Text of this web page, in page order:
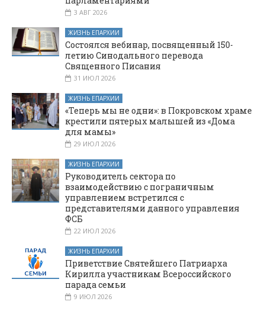
3 АВГ 2026
ЖИЗНЬ ЕПАРХИИ
Состоялся вебинар, посвященный 150-
летию Синодального перевода
Священного Писания
31 ИЮЛ 2026
ЖИЗНЬ ЕПАРХИИ
«Теперь мы не одни»: в Покровском храме
крестили пятерых малышей из «Дома
для мамы»
29 ИЮЛ 2026
ЖИЗНЬ ЕПАРХИИ
Руководитель сектора по
взаимодействию с пограничным
управлением встретился с
представителями данного управления
ФСБ
22 ИЮЛ 2026
ЖИЗНЬ ЕПАРХИИ
Приветствие Святейшего Патриарха
Кирилла участникам Всероссийского
парада семьи
9 ИЮЛ 2026